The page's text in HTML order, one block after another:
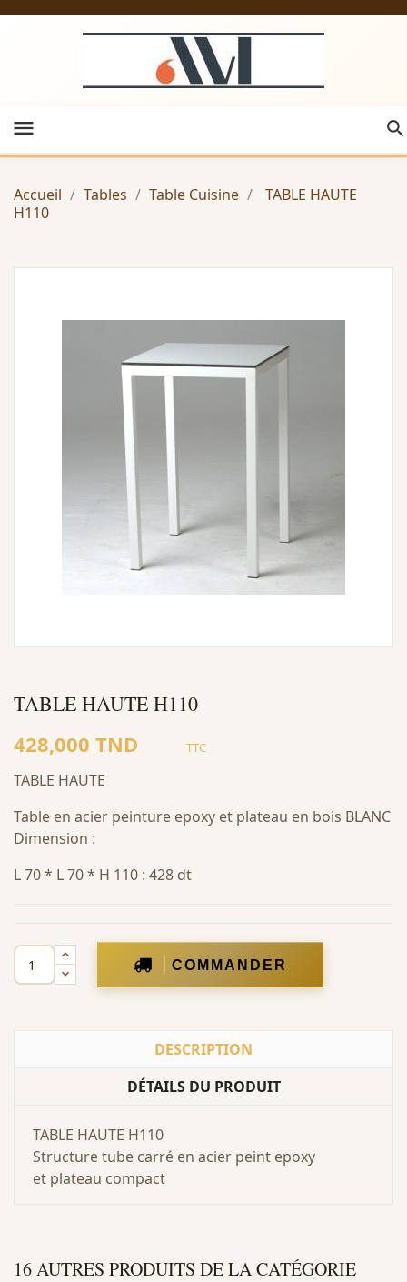
menu
Accueil Tables Table Cuisine
TABLE HAUTE
H110
TABLE HAUTE H110
428,000 TND TTC
TABLE HAUTE
Table en acier peinture epoxy et plateau en bois BLANC
Dimension :
L 70 * L 70 * H 110 : 428 dt
COMMANDER
DESCRIPTION
DÉTAILS DU PRODUIT
TABLE HAUTE H110
Structure tube carré en acier peint epoxy
et plateau compact
16 AUTRES PRODUITS DE LA CATÉGORIE